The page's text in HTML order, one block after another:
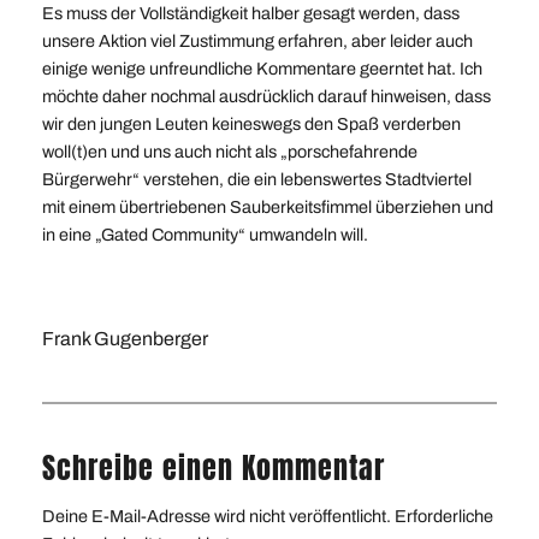
Es muss der Vollständigkeit halber gesagt werden, dass
unsere Aktion viel Zustimmung erfahren, aber leider auch
einige wenige unfreundliche Kommentare geerntet hat. Ich
möchte daher nochmal ausdrücklich darauf hinweisen, dass
wir den jungen Leuten keineswegs den Spaß verderben
woll(t)en und uns auch nicht als „porschefahrende
Bürgerwehr“ verstehen, die ein lebenswertes Stadtviertel
mit einem übertriebenen Sauberkeitsfimmel überziehen und
in eine „Gated Community“ umwandeln will.
Frank Gugenberger
Schreibe einen Kommentar
Deine E-Mail-Adresse wird nicht veröffentlicht. Erforderliche